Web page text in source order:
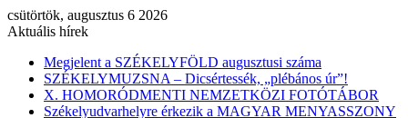
csütörtök, augusztus 6 2026
Aktuális hírek
Megjelent a SZÉKELYFÖLD augusztusi száma
SZÉKELYMUZSNA – Dicsértessék, „plébános úr”!
X. HOMORÓDMENTI NEMZETKÖZI FOTÓTÁBOR
Székelyudvarhelyre érkezik a MAGYAR MENYASSZONY